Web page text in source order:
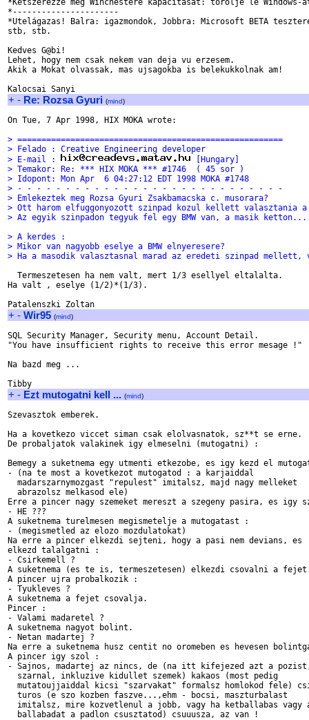
*Ketszerezze meg Winchestere kapacitasat: torolje le Windows-
*----------------------
*Utelágazas! Balra: igazmondok, Jobbra: Microsoft BETA
stb, stb.
Kedves G@bi!
Lehet, hogy nem csak nekem van deja vu erzesem.
Akik a Mokat olvassak, mas ujsagokba is belekukkolnak am!
+ - Re: Rozsa Gyuri (mind)
On Tue, 7 Apr 1998, HIX MOKA wrote:
> =======================================================
> Felado : Creative Engineering developer
> E-mail :
[Hungary]
> Temakor: Re: *** HIX MOKA *** #1746  ( 45 sor )
> Idopont: Mon Apr  6 04:27:12 EDT 1998 MOKA #1748
> - - - - - - - - - - - - - - - - - - - - - - - - - - - -
> Emlekeztek meg Rozsa Gyuri Zsakbamacska c. musorara?
> Ott harom elfuggonyozott szinpad kozul kellett valasztania
> Az egyik szinpadon tegyuk fel egy BMW van, a masik
> A kerdes :
> Mikor van nagyobb eselye a BMW elnyeresere?
> Ha a masodik valasztasnal marad az eredeti szinpad mellett,
  Termeszetesen ha nem valt, mert 1/3 esellyel eltalalta.
Ha valt , eselye (1/2)*(1/3).
+ - Wir95 (mind)
SQL Security Manager, Security menu, Account Detail.
"You have insufficient rights to receive this error mesage !"
Na bazd meg ...
+ - Ezt mutogatni kell ... (mind)
Szevasztok emberek.
Ha a kovetkezo viccet siman csak elolvasnatok, sz**t se erne.
De probaljatok valakinek igy elmeselni (mutogatni) :
Bemegy a suketnema egy utmenti etkezobe, es igy kezd el
- (na te most a kovetkezot mutogatod : a karjaiddal
  madarszarnymozgast "repulest" imitalsz, majd nagy melleket
  abrazolsz melkasod ele)
Erre a pincer nagy szemeket mereszt a szegeny pasira, es igy
- HE ???
A suketnema turelmesen megismetelje a mutogatast :
- (megismetled az elozo mozdulatokat)
Na erre a pincer elkezdi sejteni, hogy a pasi nem devians, es
elkezd talalgatni :
- Csirkemell ?
A suketnema (es te is, termeszetesen) elkezdi csovalni a
A pincer ujra probalkozik :
- Tyukleves ?
A suketnema a fejet csovalja.
Pincer :
- Valami madaretel ?
A suketnema nagyot bolint.
- Netan madartej ?
Na erre a suketnema husz centit no oromeben es hevesen
A pincer igy szol :
- Sajnos, madartej az nincs, de (na itt kifejezed azt a
  szarnal, inkluzive kidullet szemek) kakaos (most pedig
mutatoujjaiddal kicsi "szarvakat" formalsz homlokod fele)
  turos (e szo kozben faszve...,ehm - bocsi, maszturbalast
imitalsz, mire kozvetlenul a jobb, vagy ha ketballabas vagy
  ballabadat a padlon csusztatod) csuuusza, az van !